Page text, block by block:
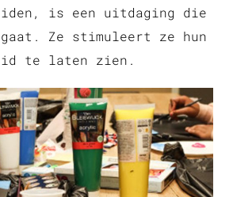
is een uitdaging die
Ze stimuleert ze hun
te laten zien.